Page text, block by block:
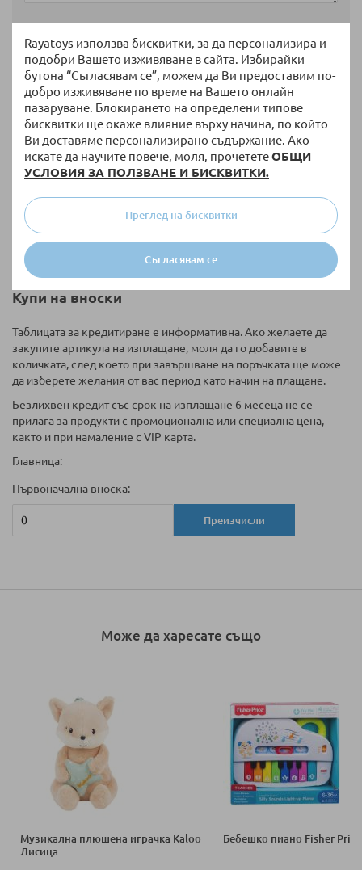
Rayatoys използва бисквитки, за да персонализира и
подобри Вашето изживяване в сайта. Избирайки
бутона “Съгласявам се”, можем да Ви предоставим по-
добро изживяване по време на Вашето онлайн
пазаруване. Блокирането на определени типове
бисквитки ще окаже влияние върху начина, по който
Ви доставяме персонализирано съдържание. Ако
искате да научите повече, моля, прочететеОБЩИ
УСЛОВИЯ ЗА ПОЛЗВАНЕ И БИСКВИТКИ.
Съгласявам се
Преглед на бисквитки
Изпратете
Купи на вноски
Таблицата за кредитиране е информативна. Ако желаете да
закупите артикула на изплащане, моля да го добавите в
количката, след което при завършване на поръчката ще може
да изберете желания от вас период като начин на плащане.
Безлихвен кредит със срок на изплащане 6 месеца не се
прилага за продукти с промоционална или специална цена,
както и при намаление с VIP карта.
Главница:
Първоначална вноска:
Преизчисли
Може да харесате също
Музикална плюшена играчка Kaloo
Лисица
Бебешко пиано Fisher Price